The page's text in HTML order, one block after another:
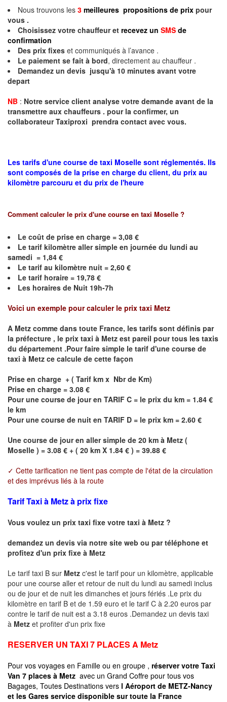
Nous trouvons les 3 meilleures propositions de prix pour
vous .
Choisissez votre chauffeur et recevez un SMS de
confirmation
Des prix fixes et communiqués à l’avance .
Le paiement se fait à bord, directement au chauffeur .
Demandez un devis jusqu'à 10 minutes avant votre
depart
NB : Notre service client analyse votre demande avant de la
transmettre aux chauffeurs . pour la confirmer, un
collaborateur Taxiproxi prendra contact avec vous.
Les tarifs d'une course de taxi Moselle sont réglementés. Ils
sont composés de la prise en charge du client, du prix au
kilomètre parcouru et du prix de l'heure
Comment calculer le prix d'une course en taxi Moselle ?
Le coût de prise en charge = 3,08 €
Le tarif kilomètre aller simple en journée du lundi au
samedi = 1,84 €
Le tarif au kilomètre nuit = 2,60 €
Le tarif horaire = 19,78 €
Les horaires de Nuit 19h-7h
Voici un exemple pour calculer le prix taxi Metz
A Metz comme dans toute France, les tarifs sont définis par
la préfecture , le prix taxi à Metz est pareil pour tous les taxis
du département .Pour faire simple le tarif d'une course de
taxi à Metz ce calcule de cette façon
Prise en charge + ( Tarif km x Nbr de Km)
Prise en charge = 3.08 €
Pour une course de jour en TARIF C = le prix du km = 1.84 €
le km
Pour une course de nuit en TARIF D = le prix km = 2.60 €
Une course de jour en aller simple de 20 km à Metz (
Moselle ) = 3.08 € + ( 20 km X 1.84 € ) = 39.88 €
✓ Cette tarification ne tient pas compte de l'état de la circulation
et des imprévus liés à la route
Tarif Taxi à Metz à prix fixe
Vous voulez un prix taxi fixe votre taxi à Metz ?
demandez un devis via notre site web ou par téléphone et
profitez d'un prix fixe à Metz
Le tarif taxi B sur Metz c'est le tarif pour un kilomètre, applicable
pour une course aller et retour de nuit du lundi au samedi inclus
ou de jour et de nuit les dimanches et jours fériés .Le prix du
kilomètre en tarif B et de 1.59 euro et le tarif C à 2.20 euros par
contre le tarif de nuit est a 3.18 euros .Demandez un devis taxi
à Metz et profiter d'un prix fixe
RESERVER UN TAXI 7 PLACES A Metz
Pour vos voyages en Famille ou en groupe , réserver votre Taxi
Van 7 places à Metz avec un Grand Coffre pour tous vos
Bagages, Toutes Destinations vers l Aéroport de METZ-Nancy
et les Gares service disponible sur toute la France